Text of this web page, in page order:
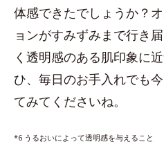
体感できたでしょうか？
ョンがすみずみまで行き
く透明感のある肌印象に
ひ、毎日のお手入れでも
てみてくださいね。
*6 うるおいによって透明感を与えること